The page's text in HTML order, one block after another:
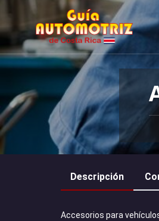
Descripción
Accesorios para